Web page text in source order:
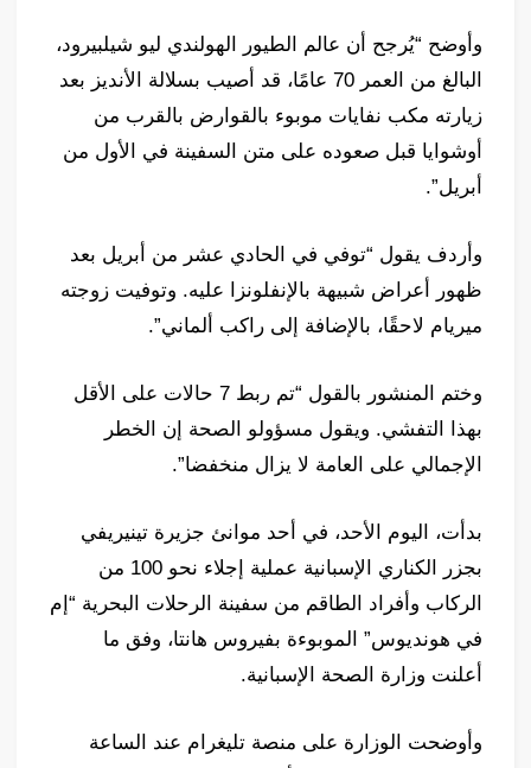
وأوضح “يُرجح أن عالم الطيور الهولندي ليو شيلبيرود،
البالغ من العمر 70 عامًا، قد أصيب بسلالة الأنديز بعد
زيارته مكب نفايات موبوء بالقوارض بالقرب من
أوشوايا قبل صعوده على متن السفينة في الأول من
أبريل”.
وأردف يقول “توفي في الحادي عشر من أبريل بعد
ظهور أعراض شبيهة بالإنفلونزا عليه. وتوفيت زوجته
ميريام لاحقًا، بالإضافة إلى راكب ألماني”.
وختم المنشور بالقول “تم ربط 7 حالات على الأقل
بهذا التفشي. ويقول مسؤولو الصحة إن الخطر
الإجمالي على العامة لا يزال منخفضا”.
بدأت، اليوم الأحد، في أحد موانئ جزيرة تينيريفي
بجزر الكناري الإسبانية عملية إجلاء نحو 100 من
الركاب وأفراد الطاقم من سفينة الرحلات البحرية “إم
في هونديوس” الموبوءة بفيروس هانتا، وفق ما
أعلنت وزارة الصحة الإسبانية.
وأوضحت الوزارة على منصة تليغرام عند الساعة